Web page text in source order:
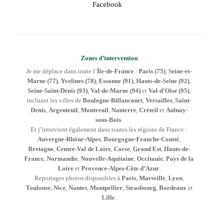
Facebook
Zones d’intervention
Je me déplace dans toute l’Île-de-France : Paris (75), Seine-et-
Marne (77), Yvelines (78), Essonne (91), Hauts-de-Seine (92),
Seine-Saint-Denis (93), Val-de-Marne (94)et Val-d’Oise (95),
incluant les villes de Boulogne-Billancourt, Versailles, Saint-
Denis, Argenteuil, Montreuil, Nanterre, Créteilet Aulnay-
sous-Bois.
Et j’intervient également dans toutes les régions de France :
Auvergne-Rhône-Alpes, Bourgogne-Franche-Comté,
Bretagne, Centre-Val de Loire, Corse, Grand Est, Hauts-de-
France, Normandie, Nouvelle-Aquitaine, Occitanie, Pays de la
Loireet Provence-Alpes-Côte d’Azur.
Reportages photos disponibles à Paris, Marseille, Lyon,
Toulouse, Nice, Nantes, Montpellier, Strasbourg, Bordeauxet
Lille.